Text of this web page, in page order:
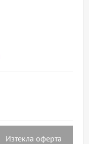
Изтекла оферта